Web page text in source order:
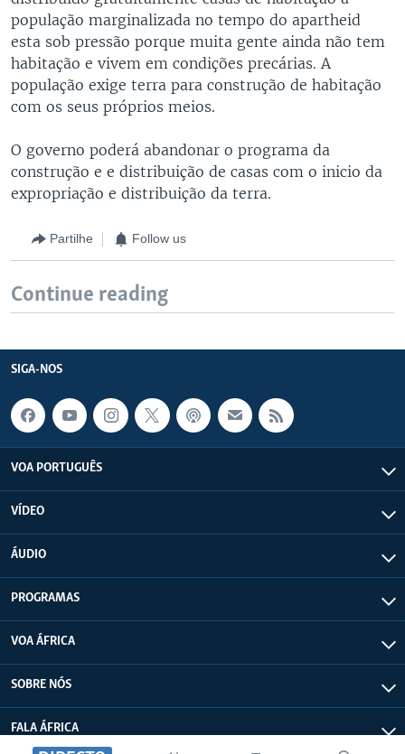
população marginalizada no tempo do apartheid
esta sob pressão porque muita gente ainda não tem
habitação e vivem em condições precárias. A
população exige terra para construção de habitação
com os seus próprios meios.
O governo poderá abandonar o programa da
construção e e distribuição de casas com o inicio da
expropriação e distribuição da terra.
Partilhe Follow us
Continue reading
SIGA-NOS
VOA PORTUGUÊS
VÍDEO
ÁUDIO
PROGRAMAS
VOA ÁFRICA
SOBRE NÓS
FALA ÁFRICA